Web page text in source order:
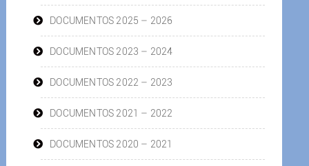
DOCUMENTOS 2025 – 2026
DOCUMENTOS 2023 – 2024
DOCUMENTOS 2022 – 2023
DOCUMENTOS 2021 – 2022
DOCUMENTOS 2020 – 2021